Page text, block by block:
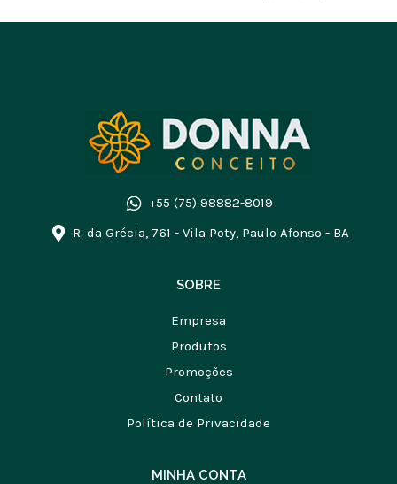
+55 (75) 98882-8019
R. da Grécia, 761 - Vila Poty, Paulo Afonso - BA
SOBRE
Empresa
Produtos
Promoções
Contato
Política de Privacidade
MINHA CONTA